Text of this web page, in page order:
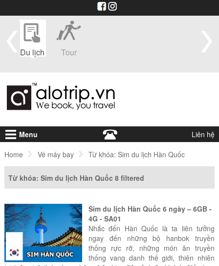
Du lịch Tour
Menu Liên hệ
Home Vé máy bay Từ khóa: Sim du lịch Hàn Quốc
Từ khóa: Sim du lịch Hàn Quốc 8 filtered
Sim du lịch Hàn Quốc 6 ngày – 6GB -
4G - SA01
Nhắc đến Hàn Quốc là ta liên tưởng
ngay đến những bộ hanbok truyền
thống rực rỡ, những món ăn truyền
thống vang danh thế giới, thiên nhiên